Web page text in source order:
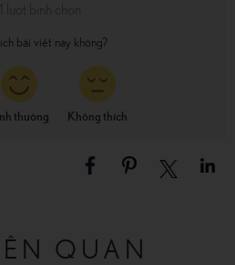
bài viết này không?
thường Không thích
QUAN